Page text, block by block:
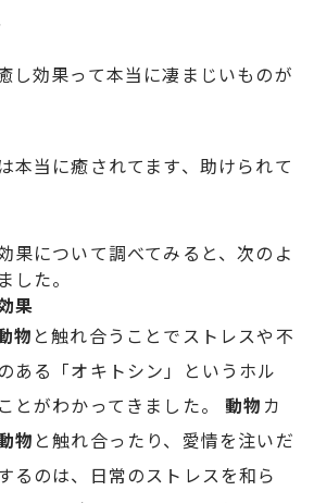
し効果って本当に凄まじいものが
本当に癒されてます、助けられて
果について調べてみると、次のよ
した。
果
物 と触れ合うことでストレスや不
ある「オキトシン」というホル
とがわかってきました。動物 カ
物 と触れ合ったり、愛情を注いだ
るのは、日常のストレスを和ら